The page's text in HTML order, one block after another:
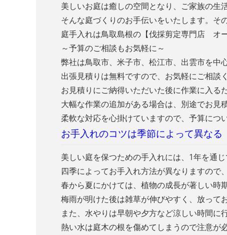
美しいお庭は癒しの空間となり、ご家族の生
そんな庭づくりのお手伝いをいたします。そ
庭手入れは鳥取島根の【伐採剪定専門店 オ
～予算のご相談もお気軽に～
弊社は鳥取市、米子市、松江市、出雲市を中
出張見積りは無料ですので、お気軽にご相談く
お見積りにご納得いただいた後に作業に入る
大幅な作業の追加がある場合は、別途でお見
柔軟な対応を心掛けていますので、予算につ
お手入れのコツは季節によって異なる
美しい庭を保つための手入れには、1年を通
四季によってお手入れ方法が異なりますので
春から夏にかけては、植物の成長が著しい時
梅雨が明けた後は雑草が伸びやすく、放って
また、水やりは早朝や夕方など涼しい時間に
熱い水は庭木の根を傷めてしまうので注意が必